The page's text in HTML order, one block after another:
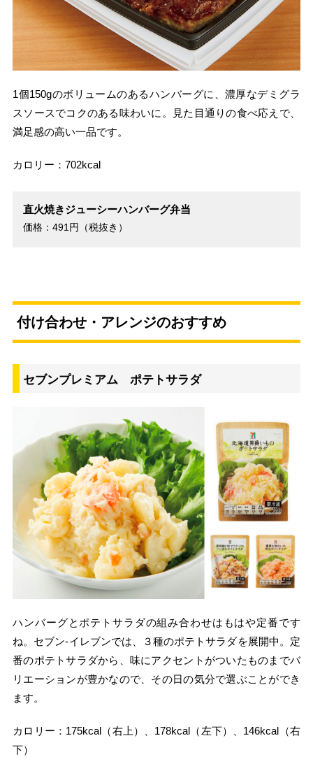
1個150gのボリュームのあるハンバーグに、濃厚なデミグラ
スソースでコクのある味わいに。見た目通りの食べ応えで、
満足感の高い一品です。
カロリー：702kcal
直火焼きジューシーハンバーグ弁当
価格：491円（税抜き）
付け合わせ・アレンジのおすすめ
セブンプレミアム ポテトサラダ
ハンバーグとポテトサラダの組み合わせはもはや定番です
ね。セブン‐イレブンでは、３種のポテトサラダを展開中。定
番のポテトサラダから、味にアクセントがついたものまでバ
リエーションが豊かなので、その日の気分で選ぶことができ
ます。
カロリー：175kcal（右上）、178kcal（左下）、146kcal（右
下）